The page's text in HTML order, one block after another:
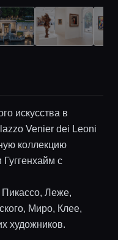
искусства в
Venier dei Leoni
коллекцию
с
Леже,
Миро, Клее,
художников.